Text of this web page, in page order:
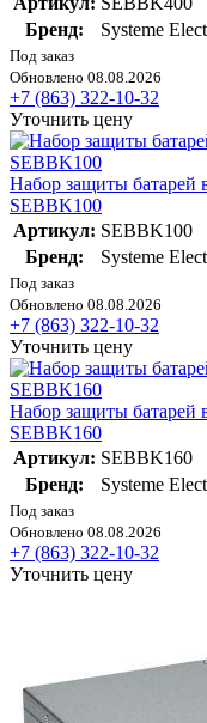
Бренд:
Systeme
Под заказ
Обновлено 08.08.2026
+7 (863) 322-10-32
Уточнить цену
Набор защиты батарей
SEBBK100
Артикул: SEBBK100
Бренд:
Systeme
Под заказ
Обновлено 08.08.2026
+7 (863) 322-10-32
Уточнить цену
Набор защиты батарей
SEBBK160
Артикул: SEBBK160
Бренд:
Systeme
Под заказ
Обновлено 08.08.2026
+7 (863) 322-10-32
Уточнить цену